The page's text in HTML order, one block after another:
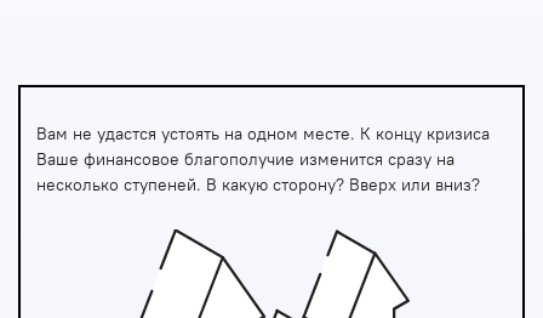
Вам не удастся устоять на одном месте. К концу кризиса
Ваше финансовое благополучие изменится сразу на
несколько ступеней. В какую сторону? Вверх или вниз?